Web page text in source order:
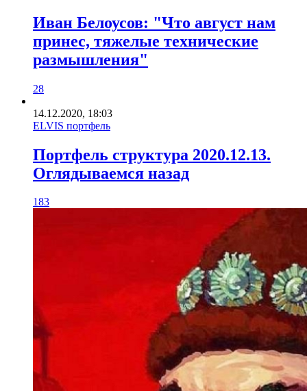
Иван Белоусов: "Что август нам
принес, тяжелые технические
размышления"
28
14.12.2020, 18:03
ELVIS портфель
Портфель структура 2020.12.13.
Оглядываемся назад
183